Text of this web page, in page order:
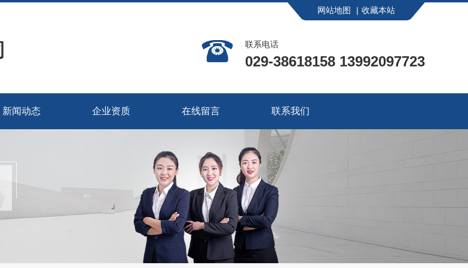
网站地图 | 收藏本站
联系电话
029-38618158 13992097723
新闻动态 企业资质 在线留言 联系我们